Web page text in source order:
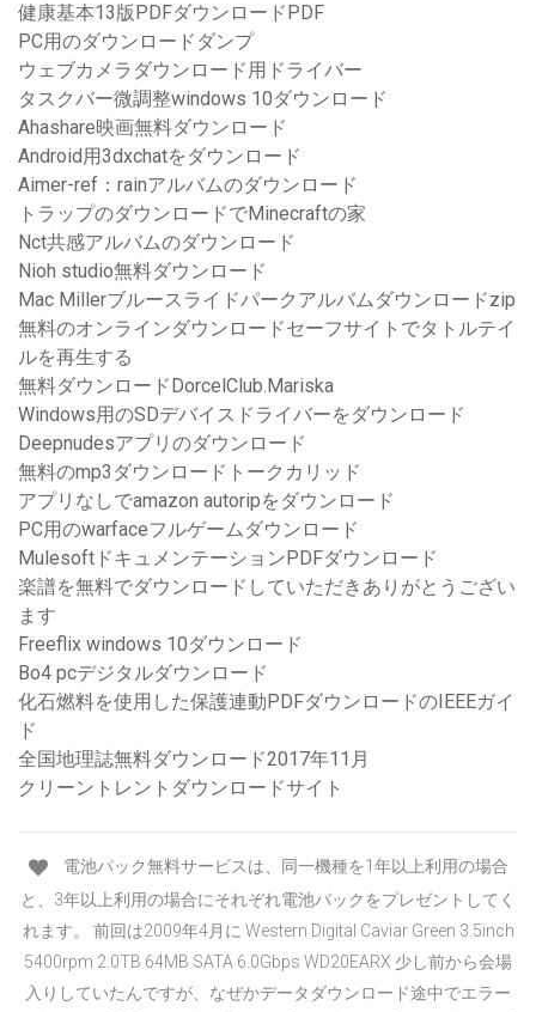
健康基本13版PDFダウンロードPDF
PC用のダウンロードダンプ
ウェブカメラダウンロード用ドライバー
タスクバー微調整windows 10ダウンロード
Ahashare映画無料ダウンロード
Android用3dxchatをダウンロード
Aimer-ref：rainアルバムのダウンロード
トラップのダウンロードでMinecraftの家
Nct共感アルバムのダウンロード
Nioh studio無料ダウンロード
Mac Millerブルースライドパークアルバムダウンロードzip
無料のオンラインダウンロードセーフサイトでタトルテイ
ルを再生する
無料ダウンロードDorcelClub.Mariska
Windows用のSDデバイスドライバーをダウンロード
Deepnudesアプリのダウンロード
無料のmp3ダウンロードトークカリッド
アプリなしでamazon autoripをダウンロード
PC用のwarfaceフルゲームダウンロード
MulesoftドキュメンテーションPDFダウンロード
楽譜を無料でダウンロードしていただきありがとうござい
ます
Freeflix windows 10ダウンロード
Bo4 pcデジタルダウンロード
化石燃料を使用した保護連動PDFダウンロードのIEEEガイ
ド
全国地理誌無料ダウンロード2017年11月
クリーントレントダウンロードサイト
電池パック無料サービスは、同一機種を1年以上利用の場合
と、3年以上利用の場合にそれぞれ電池パックをプレゼントしてく
れます。 前回は2009年4月に Western Digital Caviar Green 3.5inch
5400rpm 2.0TB 64MB SATA 6.0Gbps WD20EARX 少し前から会場
入りしていたんですが、なぜかデータダウンロード途中でエラー